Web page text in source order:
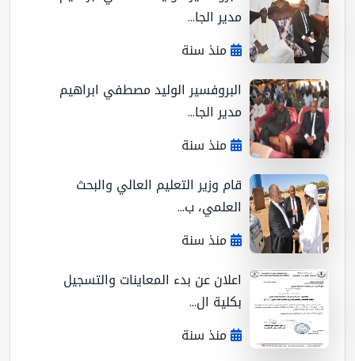
مدير الجا...
منذ سنة
البروفسير الوليد مصطفي ابراهيم
مدير الجا...
منذ سنة
قام وزير التعليم العالي والبحث
العلمي، ب...
منذ سنة
اعلان عن بدء المعاينات والتسجيل
بكلية ال...
منذ سنة